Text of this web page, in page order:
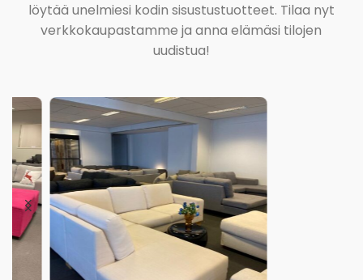
löytää unelmiesi kodin sisustustuotteet. Tilaa nyt
verkkokaupastamme ja anna elämäsi tilojen
uudistua!